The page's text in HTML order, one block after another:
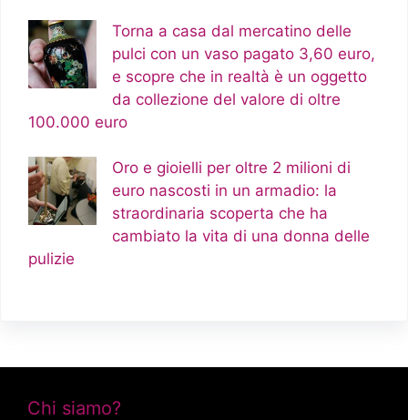
Torna a casa dal mercatino delle
pulci con un vaso pagato 3,60 euro,
e scopre che in realtà è un oggetto
da collezione del valore di oltre
100.000 euro
Oro e gioielli per oltre 2 milioni di
euro nascosti in un armadio: la
straordinaria scoperta che ha
cambiato la vita di una donna delle
pulizie
Chi siamo?